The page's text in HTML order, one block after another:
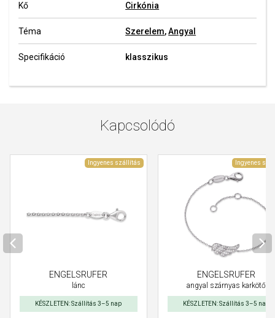
Kő Cirkónia
Téma Szerelem,Angyal
Specifikáció klasszikus
Kapcsolódó
Ingyenes szállítás
ENGELSRUFER
lánc
KÉSZLETEN: Szállítás 3–5 nap
Ingyenes
ENGELSRUFER
angyal szárnyas karkötő
KÉSZLETEN: Szállítás 3–5 nap